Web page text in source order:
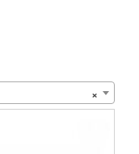
×